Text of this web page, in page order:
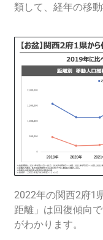
類して、経年の移
2022年の関西2府1
距離」は回復傾向
がわかります。